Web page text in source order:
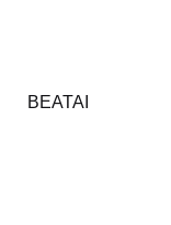
BEATAI